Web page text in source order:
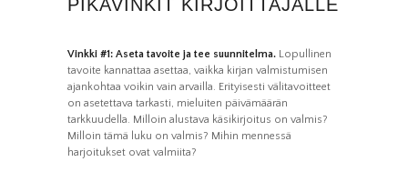
PIKAVINKIT KIRJOITTAJALLE
Vinkki #1: Aseta tavoite ja tee suunnitelma. Lopullinen
tavoite kannattaa asettaa, vaikka kirjan valmistumisen
ajankohtaa voikin vain arvailla. Erityisesti välitavoitteet
on asetettava tarkasti, mieluiten päivämäärän
tarkkuudella. Milloin alustava käsikirjoitus on valmis?
Milloin tämä luku on valmis? Mihin mennessä
harjoitukset ovat valmiita?